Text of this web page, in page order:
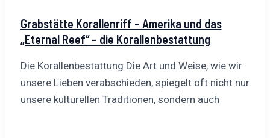
Grabstätte Korallenriff – Amerika und das
„Eternal Reef“ – die Korallenbestattung
Die Korallenbestattung Die Art und Weise, wie wir
unsere Lieben verabschieden, spiegelt oft nicht nur
unsere kulturellen Traditionen, sondern auch